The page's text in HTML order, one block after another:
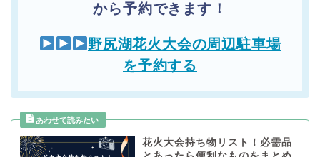
から予約できます！
野尻湖花火大会の周辺駐車場
を予約する
花火大会持ち物リスト！必需品